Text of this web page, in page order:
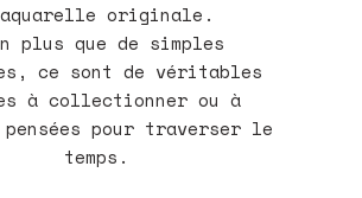
originale.
plus que de simples
ce sont de véritables
à collectionner ou à
pour traverser le
temps.